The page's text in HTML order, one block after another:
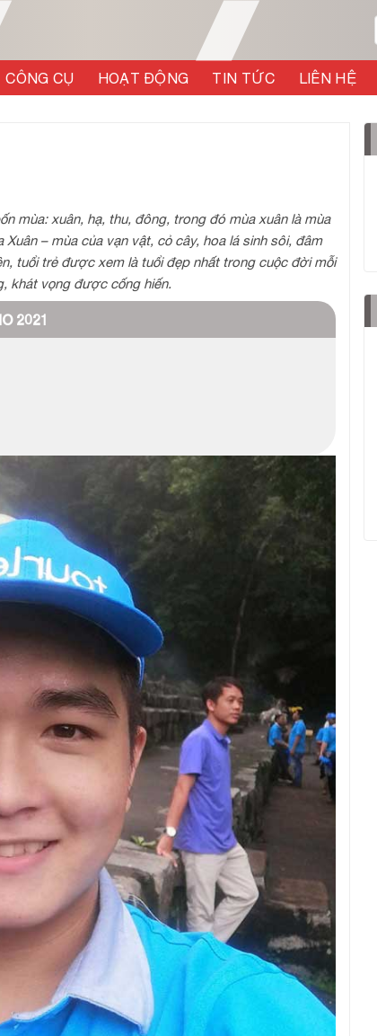
CÔNG CỤ HOẠT ĐỘNG TIN TỨC LIÊN HỆ
mùa: xuân, hạ, thu, đông, trong đó mùa xuân là mùa
– mùa của vạn vật, cỏ cây, hoa lá sinh sôi, đâm
tuổi trẻ được xem là tuổi đẹp nhất trong cuộc đời mỗi
khát vọng được cống hiến.
2021